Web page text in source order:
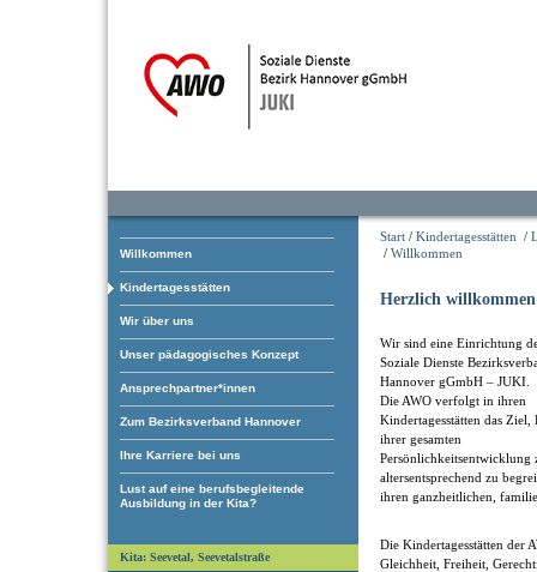
Willkommen
Kindertagesstätten
Wir über uns
Unser pädagogisches Konzept
Ansprechpartner*innen
Zum Bezirksverband Hannover
Ihre Karriere bei uns
Lust auf eine berufsbegleitende
Ausbildung in der Kita?
Start / Kindertagesstätten /
/ Willkommen
Herzlich
Wir sind eine Einrichtung
Soziale Dienste
Hannover gGmbH – JUKI.
Die AWO verfolgt in ihren
Kindertagesstätten das
ihrer gesamten
Persönlichkeitsentwicklung
altersentsprechend zu
ihren ganzheitlichen,
Die Kindertagesstätten der
Gleichheit, Freiheit,
Kita: Seevetal, Seevetalstraße